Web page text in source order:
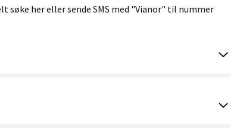
søke her eller sende SMS med "Vianor" til nummer